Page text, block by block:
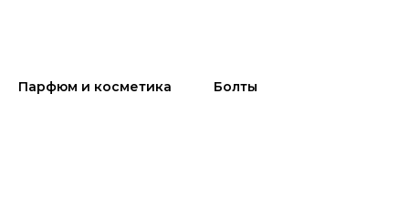
Парфюм и косметика Болты